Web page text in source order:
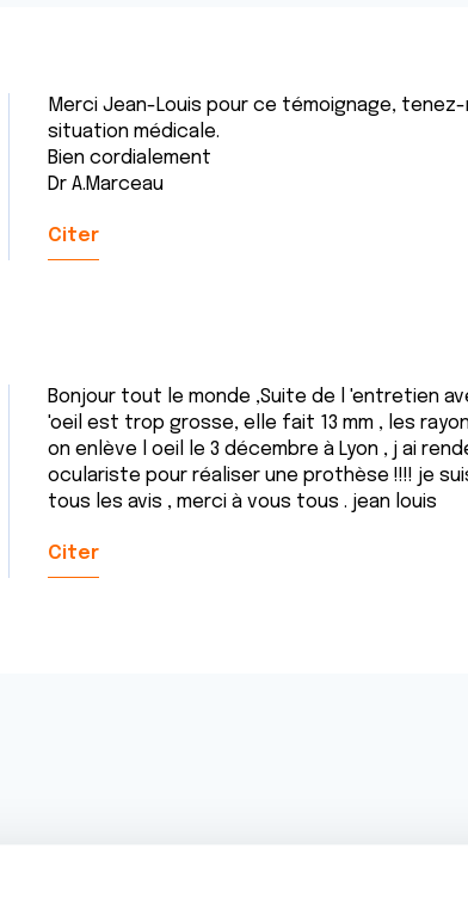
Merci Jean-Louis pour ce témoignage,
situation médicale.
Bien cordialement
Dr A.Marceau
Citer
Bonjour tout le monde ,Suite de l 'entretien
'oeil est trop grosse, elle fait 13 mm , les
on enlève l oeil le 3 décembre à Lyon , j ai
oculariste pour réaliser une prothèse !!!! je
tous les avis , merci à vous tous . jean louis
Citer